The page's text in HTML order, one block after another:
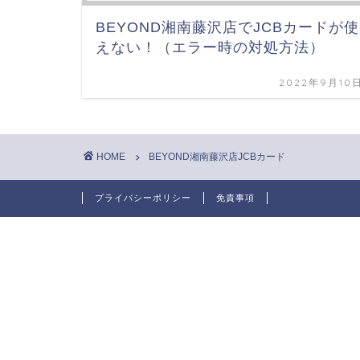
BEYOND湘南藤沢店でJCBカードが使
えない！（エラー時の対処方法）
2022年9月10
HOME BEYOND湘南藤沢店JCBカード
プライバシーポリシー 免責事項